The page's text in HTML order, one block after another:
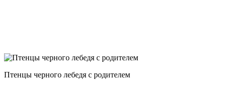
Птенцы черного лебедя с родителем